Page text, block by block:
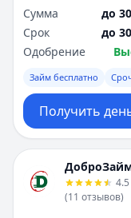
Сумма
до
Срок
до
Одобрение
Займ бесплатно
Получить
4.5
(11 отзывов)